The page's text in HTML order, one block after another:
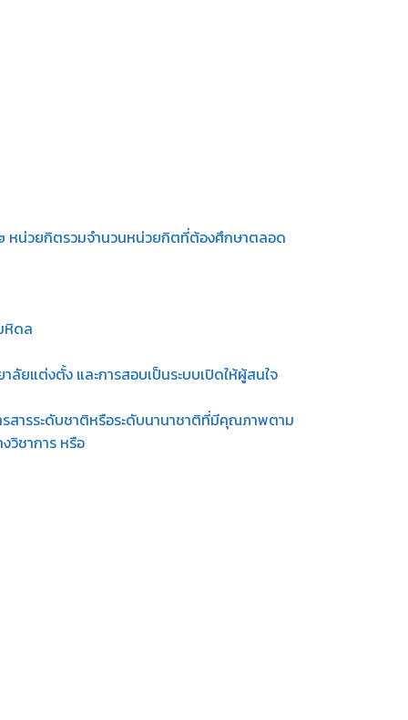
หน่วยกิตรวมจำนวนหน่วยกิตที่ต้องศึกษาตลอด
หิดล
แต่งตั้ง และการสอบเป็นระบบเปิดให้ผู้สนใจ
ารระดับชาติหรือระดับนานาชาติที่มีคุณภาพตาม
วิชาการ หรือ